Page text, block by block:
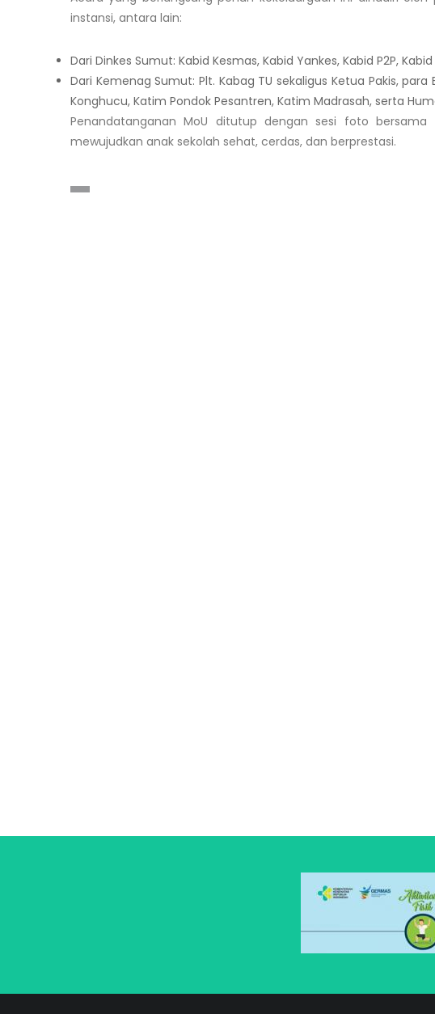
instansi, antara lain:
Dari Dinkes Sumut: Kabid Kesmas, Kabid Yankes, Kabid P2P,
Dari Kemenag Sumut: Plt. Kabag TU sekaligus Ketua Pakis, para
Konghucu, Katim Pondok Pesantren, Katim Madrasah, serta
Penandatanganan MoU ditutup dengan sesi foto
mewujudkan anak sekolah sehat, cerdas, dan berprestasi.